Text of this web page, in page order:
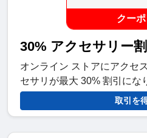
クー
30% アクセサリー割
オンライン ストアにアクセ
セサリが最大 30% 割引にな
取引を